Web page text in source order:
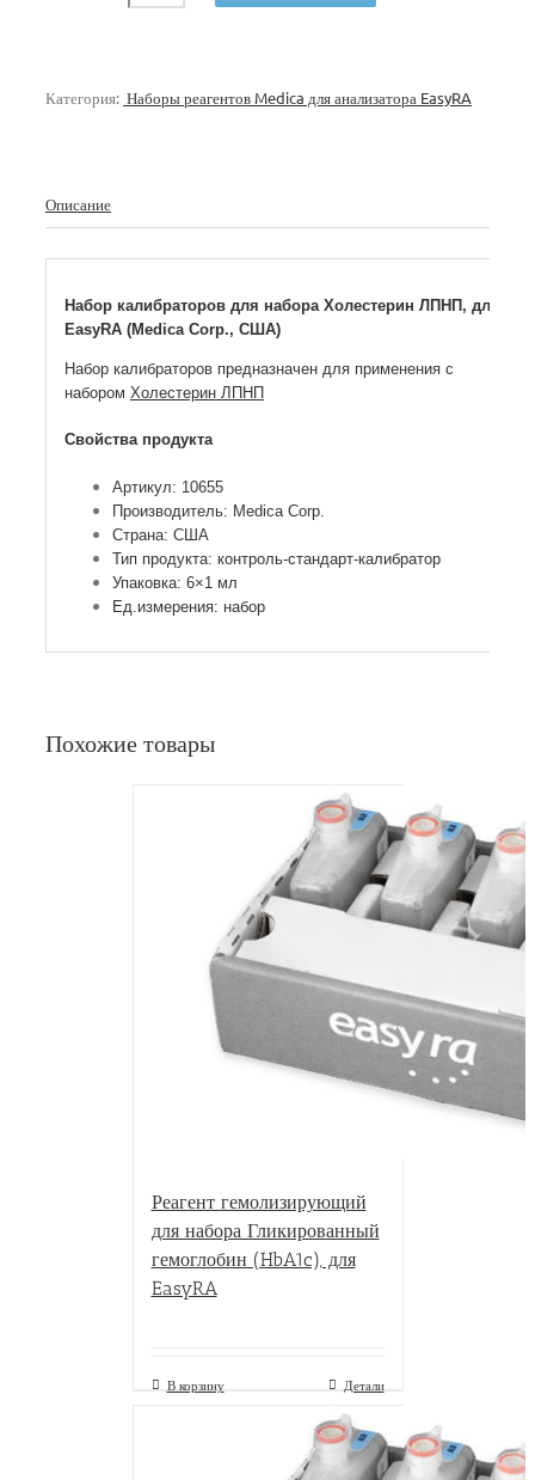
Категория: Наборы реагентов Medica для анализатора EasyRA
Описание
Набор калибраторов для набора Холестерин ЛПНП, для
EasyRA (Medica Corp., США)
Набор калибраторов предназначен для применения с
набором Холестерин ЛПНП
Свойства продукта
Артикул: 10655
Производитель: Medica Corp.
Страна: США
Тип продукта: контроль-стандарт-калибратор
Упаковка: 6×1 мл
Ед.измерения: набор
Похожие товары
Реагент гемолизирующий
для набора Гликированный
гемоглобин (HbA1c), для
EasyRA
В корзину Детали